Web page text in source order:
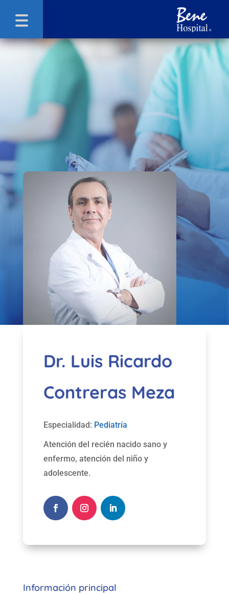
Dr. Luis Ricardo
Contreras Meza
Especialidad: Pediatría
Atención del recién nacido sano y
enfermo, atención del niño y
adolescente.
Información principal